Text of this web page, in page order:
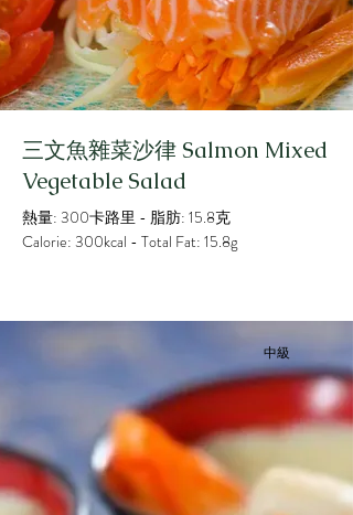
三文魚雜菜沙律 Salmon Mixed
Vegetable Salad
熱量: 300卡路里 - 脂肪: 15.8克
Calorie: 300kcal - Total Fat: 15.8g
中級